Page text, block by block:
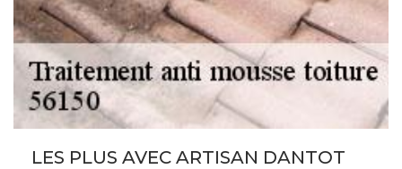
LES PLUS AVEC ARTISAN DANTOT